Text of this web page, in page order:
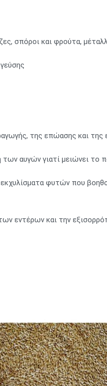
σπόροι και φρούτα,
της επώασης και
αυγών γιατί μειώνει το
φυτών που
εντέρων και την